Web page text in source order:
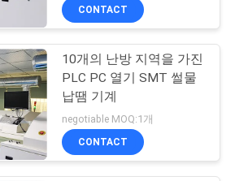
이스트 프린
13
CONTACT
10개의 난방 지역을 가진
PLC PC 열기 SMT 썰물
납땜 기계
negotiable MOQ:1개
CONTACT